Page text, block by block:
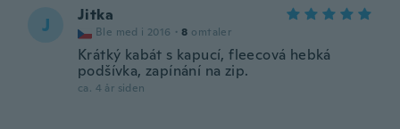
J Jitka
Ble med i 2016 · 8 omtaler
Krátký kabát s kapucí, fleecová hebká
podšívka, zapínání na zip.
ca. 4 år siden